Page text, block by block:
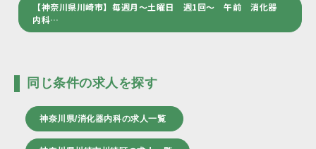
【神奈川県川崎市】毎週月～土曜日 週1回～ 午前 消化器
内科…
同じ条件の求人を探す
神奈川県/消化器内科の求人一覧